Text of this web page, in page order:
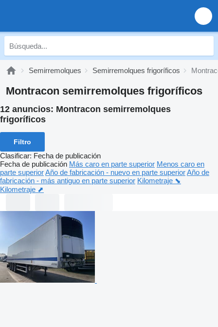
Semirremolques Semirremolques frigoríficos
Montracon semirremolques frigoríficos
12 anuncios: Montracon semirremolques
frigoríficos
Filtro
Clasificar: Fecha de publicación
Fecha de publicación Más caro en parte superior Menos caro en
parte superiorAño de fabricación - nuevo en parte superiorAño de
fabricación - más antiguo en parte superior Kilometraje ⬊
Kilometraje ⬈